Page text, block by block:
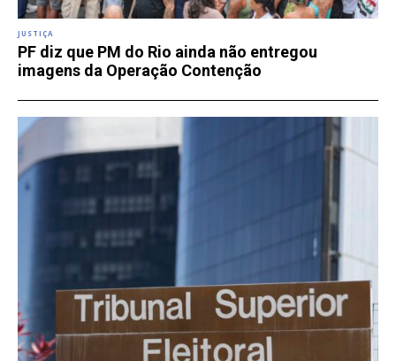
JUSTIÇA
PF diz que PM do Rio ainda não entregou
imagens da Operação Contenção